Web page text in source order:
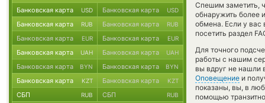
Спешим заметить,
обнаружить более
обмена. Если у вас
посетить раздел
Для точного
работы с нашим
вы вдруг не нашли
Оповещение и
показаны, вы, в
помощью
Банковская карта USD Банковская карта USD
Банковская карта RUB Банковская карта RUB
Банковская карта EUR Банковская карта EUR
Банковская карта UAH Банковская карта UAH
Банковская карта BYN Банковская карта BYN
Банковская карта KZT Банковская карта KZT
СБП RUB СБП RUB